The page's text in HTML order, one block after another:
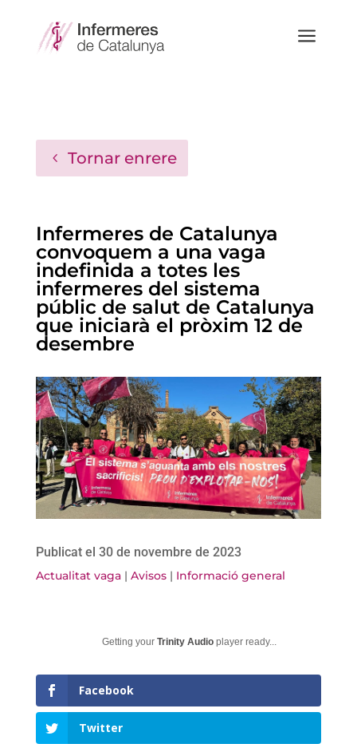
a
Tornar enrere
Infermeres de Catalunya
convoquem a una vaga
indefinida a totes les
infermeres del sistema
públic de salut de Catalunya
que iniciarà el pròxim 12 de
desembre
Publicat el 30 de novembre de 2023
Actualitat vaga| Avisos| Informació general
Getting your Trinity Audioplayer ready...
Facebook
Twitter